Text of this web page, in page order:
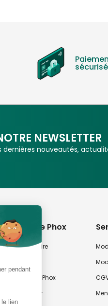
sécurisé
NEWSLETTER
nouveautés,
propos de Phox
savoir-faire
Nos magasins Phox
Notre newsletter
pendant
le lien